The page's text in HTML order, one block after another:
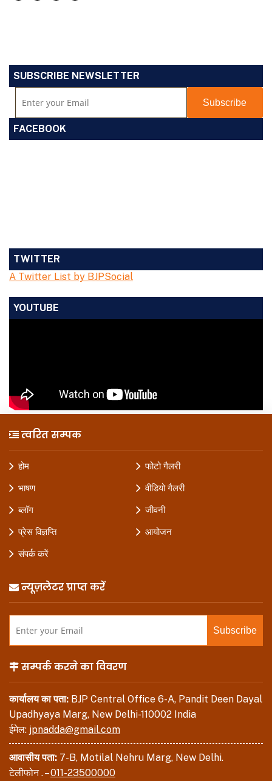
SUBSCRIBE NEWSLETTER
FACEBOOK
TWITTER
A Twitter List by BJPSocial
YOUTUBE
त्वरित सम्पक
होम फोटो गैलरी
भाषण वीडियो गैलरी
ब्लॉग जीवनी
प्रेस विज्ञप्ति आयोजन
संपर्क करें
न्यूज़लेटर प्राप्त करें
सम्पर्क करने का विवरण
कार्यालय का पता: BJP Central Office 6-A, Pandit Deen Dayal
Upadhyaya Marg, New Delhi-110002 India
ईमेल: jpnadda@gmail.com
आवासीय पता: 7-B, Motilal Nehru Marg, New Delhi.
टेलीफोन . –011-23500000